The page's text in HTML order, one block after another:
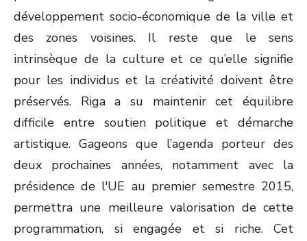
développement socio-économique de la ville et
des zones voisines. Il reste que le sens
intrinsèque de la culture et ce qu’elle signifie
pour les individus et la créativité doivent être
préservés. Riga a su maintenir cet équilibre
difficile entre soutien politique et démarche
artistique. Gageons que l’agenda porteur des
deux prochaines années, notamment avec la
présidence de l'UE au premier semestre 2015,
permettra une meilleure valorisation de cette
programmation, si engagée et si riche. Cet